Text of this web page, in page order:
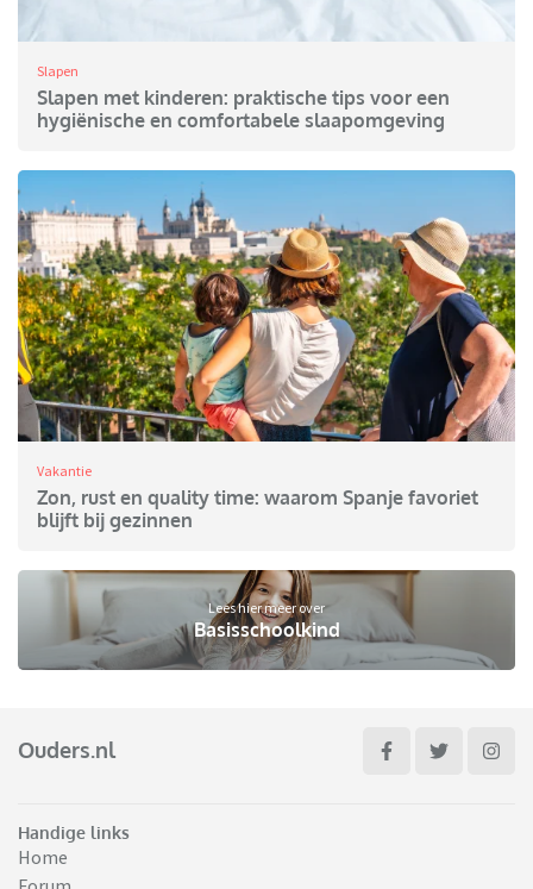
Slapen
Slapen met kinderen: praktische tips voor een
hygiënische en comfortabele slaapomgeving
Vakantie
Zon, rust en quality time: waarom Spanje favoriet
blijft bij gezinnen
Lees hier meer over
Basisschoolkind
Ouders.nl
Handige links
Home